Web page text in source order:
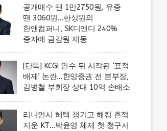
공개매수 땐 1만2750원, 유증
땐 3060원…한상원의
한앤컴퍼니, SK디앤디 240%
증자에 금감원 제동
[단독] KCGI 인수 뒤 시작된 ‘표적
배제’ 논란…한양증권 전 본부장,
김병철 부회장 상대 10억 손배소
리니언시 혜택 챙기고 해킹 흔적
지운 KT…박윤영 체제 첫 청구서